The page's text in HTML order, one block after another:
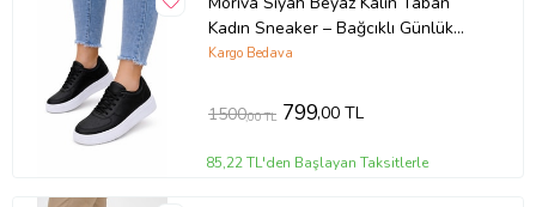
Kadın Sneaker – Bağcıklı Günlük
Spor Ayakkabı – Rahat Yürüyüş
Kargo Bedava
1500,00 TL 799,00 TL
85,22 TL'den Başlayan Taksitlerle